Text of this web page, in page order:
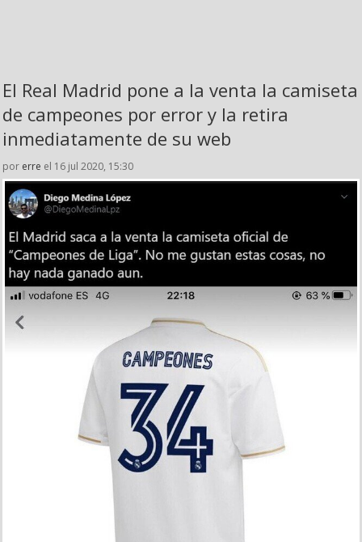
El Real Madrid pone a la venta la camiseta
de campeones por error y la retira
inmediatamente de su web
por erre el 16 jul 2020, 15:30